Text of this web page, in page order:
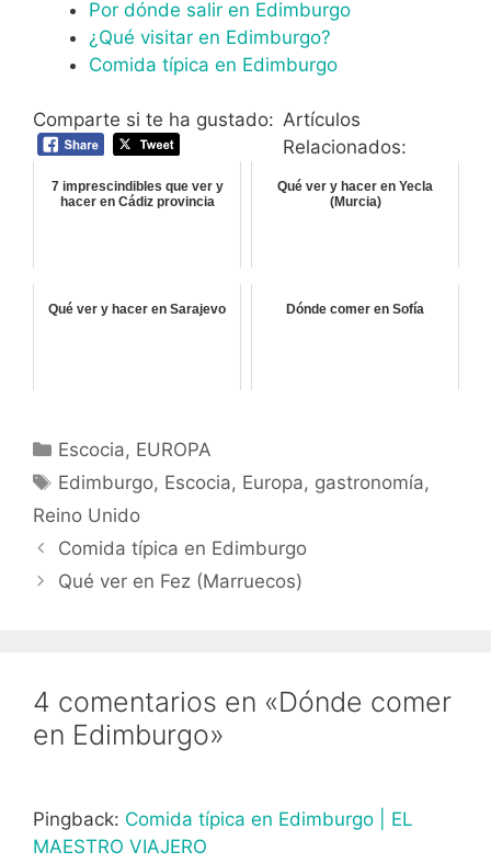
Por dónde salir en Edimburgo
¿Qué visitar en Edimburgo?
Comida típica en Edimburgo
Comparte si te ha gustado: Artículos
Relacionados:
7 imprescindibles que ver y
hacer en Cádiz provincia
Qué ver y hacer en Yecla
(Murcia)
Qué ver y hacer en Sarajevo Dónde comer en Sofía
Categorías
Escocia, EUROPA
Etiquetas
Edimburgo, Escocia, Europa, gastronomía,
Reino Unido
Comida típica en Edimburgo
Qué ver en Fez (Marruecos)
4 comentarios en «Dónde comer
en Edimburgo»
Pingback: Comida típica en Edimburgo | EL
MAESTRO VIAJERO